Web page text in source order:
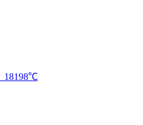
18198℃